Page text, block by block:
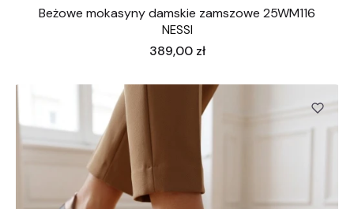
Beżowe mokasyny damskie zamszowe 25WM116
NESSI
Cena
389,00 zł